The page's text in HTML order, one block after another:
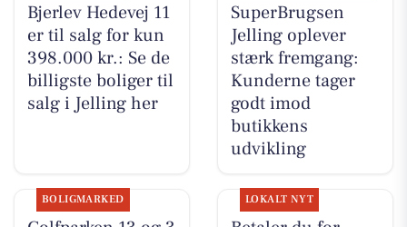
Bjerlev Hedevej 11
er til salg for kun
398.000 kr.: Se de
billigste boliger til
salg i Jelling her
SuperBrugsen
Jelling oplever
stærk fremgang:
Kunderne tager
godt imod
butikkens
udvikling
BOLIGMARKED LOKALT NYT